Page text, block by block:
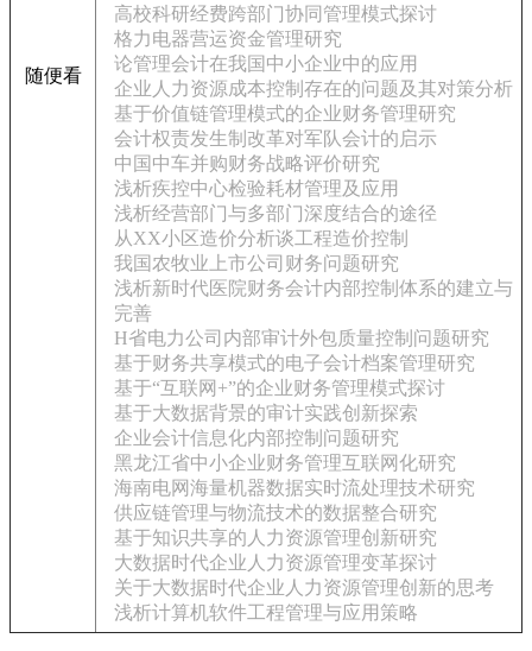
随便看
高校科研经费跨部门协同管理模式探讨
格力电器营运资金管理研究
论管理会计在我国中小企业中的应用
企业人力资源成本控制存在的问题及其对策分析
基于价值链管理模式的企业财务管理研究
会计权责发生制改革对军队会计的启示
中国中车并购财务战略评价研究
浅析疾控中心检验耗材管理及应用
浅析经营部门与多部门深度结合的途径
从XX小区造价分析谈工程造价控制
我国农牧业上市公司财务问题研究
浅析新时代医院财务会计内部控制体系的建立与
完善
H省电力公司内部审计外包质量控制问题研究
基于财务共享模式的电子会计档案管理研究
基于“互联网+”的企业财务管理模式探讨
基于大数据背景的审计实践创新探索
企业会计信息化内部控制问题研究
黑龙江省中小企业财务管理互联网化研究
海南电网海量机器数据实时流处理技术研究
供应链管理与物流技术的数据整合研究
基于知识共享的人力资源管理创新研究
大数据时代企业人力资源管理变革探讨
关于大数据时代企业人力资源管理创新的思考
浅析计算机软件工程管理与应用策略